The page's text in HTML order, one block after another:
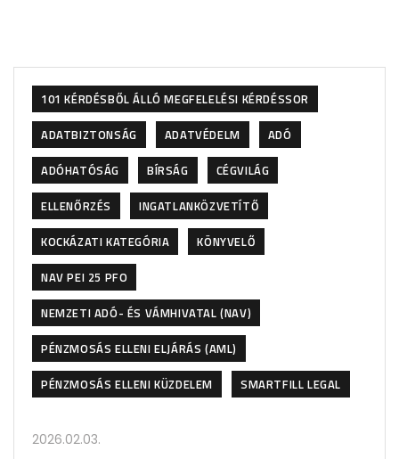
101 KÉRDÉSBŐL ÁLLÓ MEGFELELÉSI KÉRDÉSSOR
ADATBIZTONSÁG
ADATVÉDELM
ADÓ
ADÓHATÓSÁG
BÍRSÁG
CÉGVILÁG
ELLENŐRZÉS
INGATLANKÖZVETÍTŐ
KOCKÁZATI KATEGÓRIA
KÖNYVELŐ
NAV PEI 25 PFO
NEMZETI ADÓ- ÉS VÁMHIVATAL (NAV)
PÉNZMOSÁS ELLENI ELJÁRÁS (AML)
PÉNZMOSÁS ELLENI KÜZDELEM
SMARTFILL LEGAL
2026.02.03.